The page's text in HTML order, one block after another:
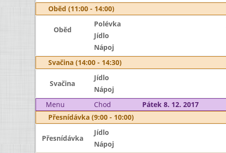
Oběd (11:00 - 14:00)
Oběd
Polévka
Jídlo
Nápoj
Svačina (14:00 - 14:30)
Svačina
Jídlo
Nápoj
Menu
Chod Pátek 8. 12. 2017
Přesnídávka (9:00 - 10:00)
Přesnídávka
Jídlo
Nápoj